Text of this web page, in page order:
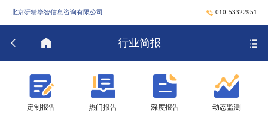
北京研精毕智信息咨询有限公司 010-53322951
行业简报
定制报告 热门报告 深度报告 动态监测